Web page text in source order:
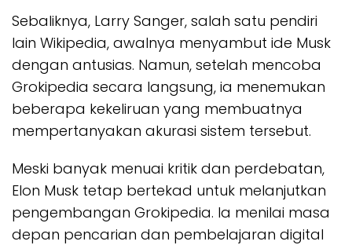
Sebaliknya, Larry Sanger, salah satu pendiri
lain Wikipedia, awalnya menyambut ide Musk
dengan antusias. Namun, setelah mencoba
Grokipedia secara langsung, ia menemukan
beberapa kekeliruan yang membuatnya
mempertanyakan akurasi sistem tersebut.
Meski banyak menuai kritik dan perdebatan,
Elon Musk tetap bertekad untuk melanjutkan
pengembangan Grokipedia. Ia menilai masa
depan pencarian dan pembelajaran digital